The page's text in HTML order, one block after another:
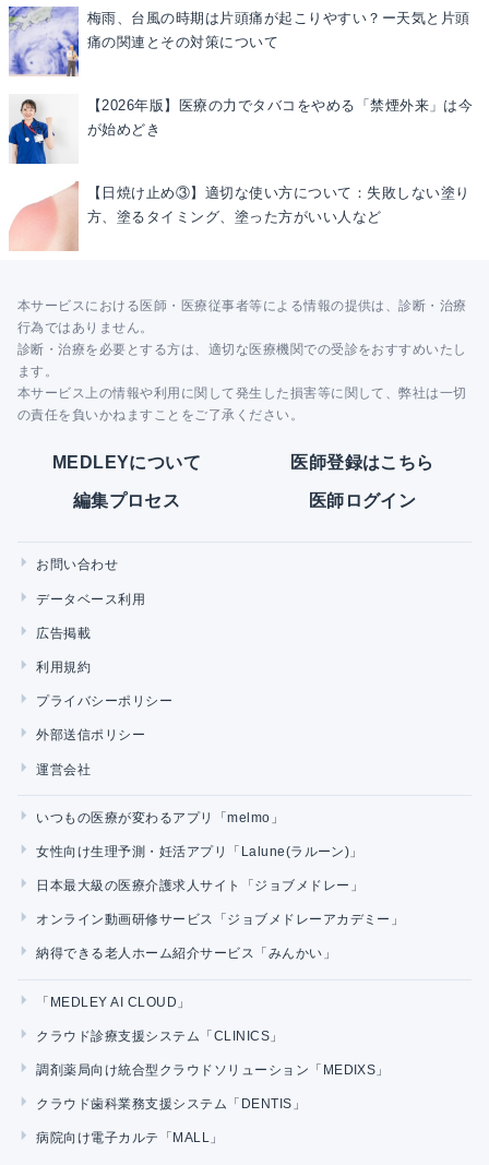
梅雨、台風の時期は片頭痛が起こりやすい？ー天気と片頭
痛の関連とその対策について
【2026年版】医療の力でタバコをやめる「禁煙外来」は今
が始めどき
【日焼け止め③】適切な使い方について：失敗しない塗り
方、塗るタイミング、塗った方がいい人など
本サービスにおける医師・医療従事者等による情報の提供は、診断・治療
行為ではありません。
診断・治療を必要とする方は、適切な医療機関での受診をおすすめいたし
ます。
本サービス上の情報や利用に関して発生した損害等に関して、弊社は一切
の責任を負いかねますことをご了承ください。
MEDLEYについて 医師登録はこちら
編集プロセス 医師ログイン
お問い合わせ
データベース利用
広告掲載
利用規約
プライバシーポリシー
外部送信ポリシー
運営会社
いつもの医療が変わるアプリ「melmo」
女性向け生理予測・妊活アプリ「Lalune(ラルーン)」
日本最大級の医療介護求人サイト「ジョブメドレー」
オンライン動画研修サービス「ジョブメドレーアカデミー」
納得できる老人ホーム紹介サービス「みんかい」
「MEDLEY AI CLOUD」
クラウド診療支援システム「CLINICS」
調剤薬局向け統合型クラウドソリューション「MEDIXS」
クラウド歯科業務支援システム「DENTIS」
病院向け電子カルテ「MALL」